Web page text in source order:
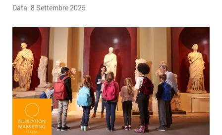
Data: 8 Settembre 2025